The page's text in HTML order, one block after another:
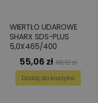
WIERTŁO UDAROWE
SHARX SDS-PLUS
5,0X465/400
Cena
55,06 zł Cena
podstawowa
110,12 zł
Dodaj do koszyka